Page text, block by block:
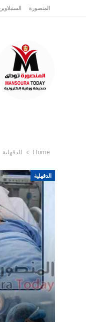
المنصورة السنبلاوين
Home الدقهلية
الدقهلية